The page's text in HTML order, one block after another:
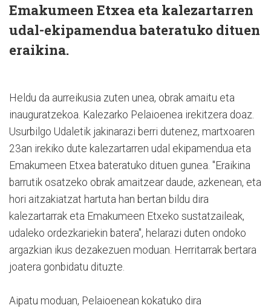
Emakumeen Etxea eta kalezartarren
udal-ekipamendua bateratuko dituen
eraikina.
Heldu da aurreikusia zuten unea, obrak amaitu eta
inauguratzekoa. Kalezarko Pelaioenea irekitzera doaz.
Usurbilgo Udaletik jakinarazi berri dutenez, martxoaren
23an irekiko dute kalezartarren udal ekipamendua eta
Emakumeen Etxea bateratuko dituen gunea. "Eraikina
barrutik osatzeko obrak amaitzear daude, azkenean, eta
hori aitzakiatzat hartuta han bertan bildu dira
kalezartarrak eta Emakumeen Etxeko sustatzaileak,
udaleko ordezkariekin batera", helarazi duten ondoko
argazkian ikus dezakezuen moduan. Herritarrak bertara
joatera gonbidatu dituzte.
Aipatu moduan, Pelaioenean kokatuko dira